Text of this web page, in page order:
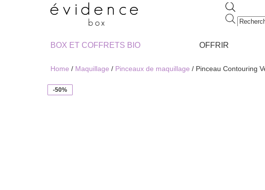
de
BOX ET COFFRETS BIO
OFFRIR
Home / Maquillage / Pinceaux de maquillage / Pinceau Contouring
-50%